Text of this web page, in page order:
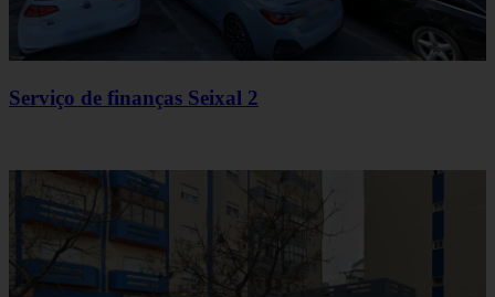
Serviço de finanças Seixal 2